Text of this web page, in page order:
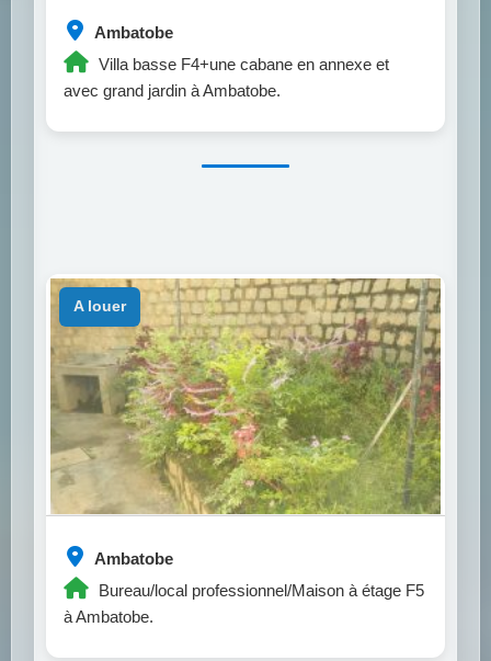
Ambatobe
Villa basse F4+une cabane en annexe et
avec grand jardin à Ambatobe.
Ambatobe
Bureau/local professionnel/Maison à étage F5
à Ambatobe.
a louer